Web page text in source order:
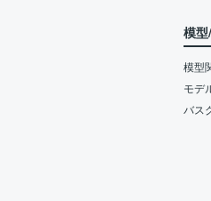
模
模型
モデ
バス